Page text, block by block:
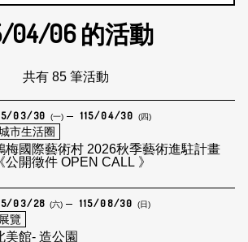
04/06的活動
共有 85 筆活動
03/30 (一) 115/04/30 (四)
市生活圈
梅國際藝術村 2026秋季藝術進駐計畫
《公開徵件 OPEN CALL 》
03/28 (六) 115/08/30 (日)
展覽
美館- 造公園